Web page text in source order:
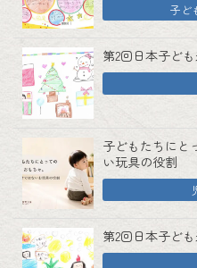
子ど
第2回日本子ど
子どもたちにと
い玩具の役割
第2回日本子ど